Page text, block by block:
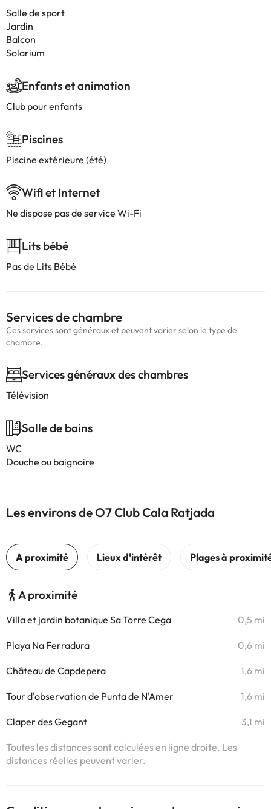
Salle de sport
Jardin
Balcon
Solarium
Enfants et animation
Club pour enfants
Piscines
Piscine extérieure (été)
Wifi et Internet
Ne dispose pas de service Wi-Fi
Lits bébé
Pas de Lits Bébé
Services de chambre
Ces services sont généraux et peuvent varier selon le type de
chambre.
Services généraux des chambres
Télévision
Salle de bains
WC
Douche ou baignoire
Les environs de O7 Club Cala Ratjada
A proximité
Villa et jardin botanique Sa Torre Cega 0,5 mi
Playa Na Ferradura 0,6 mi
Château de Capdepera 1,6 mi
Tour d'observation de Punta de N'Amer 1,6 mi
Claper des Gegant 3,1 mi
Toutes les distances sont calculées en ligne droite. Les
distances réelles peuvent varier.